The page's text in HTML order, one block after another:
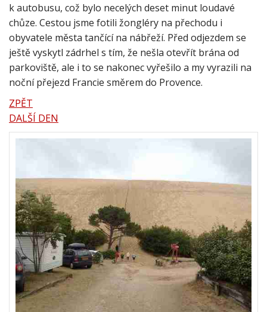
k autobusu, což bylo necelých deset minut loudavé
chůze. Cestou jsme fotili žongléry na přechodu i
obyvatele města tančící na nábřeží. Před odjezdem se
ještě vyskytl zádrhel s tím, že nešla otevřít brána od
parkoviště, ale i to se nakonec vyřešilo a my vyrazili na
noční přejezd Francie směrem do Provence.
ZPĚT
DALŠÍ DEN